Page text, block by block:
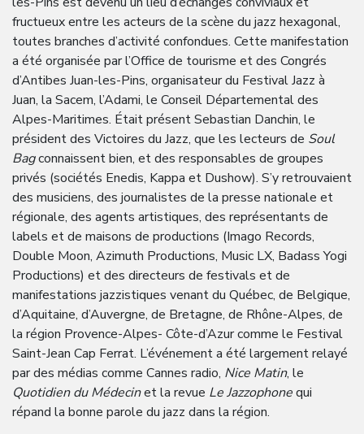
fructueux entre les acteurs de la scène du jazz hexagonal,
toutes branches d’activité confondues. Cette manifestation
a été organisée par l’Office de tourisme et des Congrés
d’Antibes Juan-les-Pins, organisateur du Festival Jazz à
Juan, la Sacem, l’Adami, le Conseil Départemental des
Alpes-Maritimes. Était présent Sebastian Danchin, le
président des Victoires du Jazz, que les lecteurs de Soul
Bagconnaissent bien, et des responsables de groupes
privés (sociétés Enedis, Kappa et Dushow). S’y retrouvaient
des musiciens, des journalistes de la presse nationale et
régionale, des agents artistiques, des représentants de
labels et de maisons de productions (Imago Records,
Double Moon, Azimuth Productions, Music LX, Badass Yogi
Productions) et des directeurs de festivals et de
manifestations jazzistiques venant du Québec, de Belgique,
d’Aquitaine, d’Auvergne, de Bretagne, de Rhône-Alpes, de
la région Provence-Alpes- Côte-d’Azur comme le Festival
Saint-Jean Cap Ferrat. L’événement a été largement relayé
par des médias comme Cannes radio, Nice Matin, le
Quotidien du Médecinet la revue Le Jazzophonequi
répand la bonne parole du jazz dans la région.